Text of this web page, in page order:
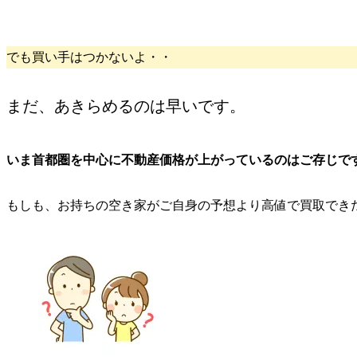
でも買い手はつかないよ・・
まだ、あきらめるのは早いです。
いま首都圏を中心に不動産価格が上がっているのはご存じで
もしも、お持ちの空き家がご自身の予想より 高値で買取でき